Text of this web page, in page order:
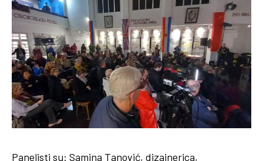
Panelisti su: Samina Tanović, dizajnerica,